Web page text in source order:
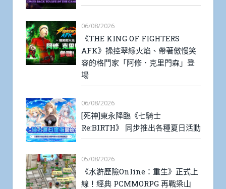
06/08/2026
《THE KING OF FIGHTERS
AFK》操控翠綠火焰、帶著傲慢笑
容的格鬥家「阿修．克里門森」登
場
06/08/2026
[死神]東永降臨《七騎士
Re:BIRTH》 同步推出各種夏日活動
05/08/2026
《水滸歷險Online：重生》正式上
線！經典 PCMMORPG 再戰梁山